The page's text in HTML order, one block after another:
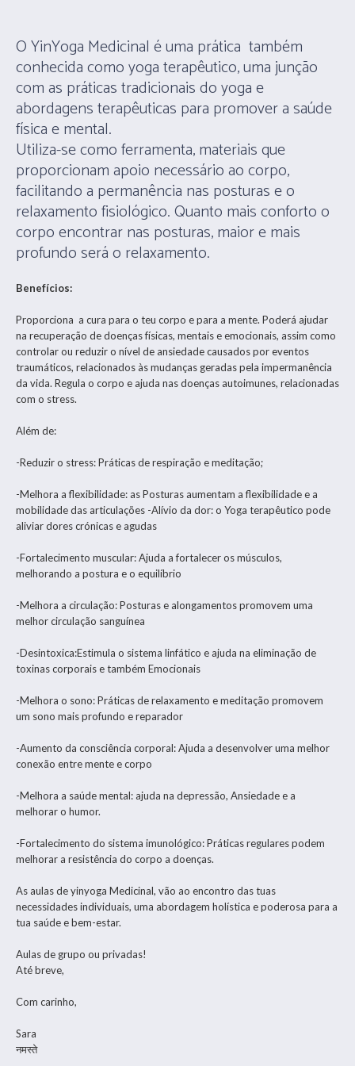
O YinYoga Medicinal é uma prática também
conhecida como yoga terapêutico, uma junção
com as práticas tradicionais do yoga e
abordagens terapêuticas para promover a saúde
física e mental.
Utiliza-se como ferramenta, materiais que
proporcionam apoio necessário ao corpo,
facilitando a permanência nas posturas e o
relaxamento fisiológico. Quanto mais conforto o
corpo encontrar nas posturas, maior e mais
profundo será o relaxamento.
Benefícios:
Proporciona a cura para o teu corpo e para a mente. Poderá ajudar
na recuperação de doenças físicas, mentais e emocionais, assim como
controlar ou reduzir o nível de ansiedade causados por eventos
traumáticos, relacionados às mudanças geradas pela impermanência
da vida. Regula o corpo e ajuda nas doenças autoimunes, relacionadas
com o stress.
Além de:
-Reduzir o stress: Práticas de respiração e meditação;
-Melhora a flexibilidade: as Posturas aumentam a flexibilidade e a
mobilidade das articulações -Alívio da dor: o Yoga terapêutico pode
aliviar dores crónicas e agudas
-Fortalecimento muscular: Ajuda a fortalecer os músculos,
melhorando a postura e o equilíbrio
-Melhora a circulação: Posturas e alongamentos promovem uma
melhor circulação sanguínea
-Desintoxica:Estimula o sistema linfático e ajuda na eliminação de
toxinas corporais e também Emocionais
-Melhora o sono: Práticas de relaxamento e meditação promovem
um sono mais profundo e reparador
-Aumento da consciência corporal: Ajuda a desenvolver uma melhor
conexão entre mente e corpo
-Melhora a saúde mental: ajuda na depressão, Ansiedade e a
melhorar o humor.
-Fortalecimento do sistema imunológico: Práticas regulares podem
melhorar a resistência do corpo a doenças.
As aulas de yinyoga Medicinal, vão ao encontro das tuas
necessidades individuais, uma abordagem holística e poderosa para a
tua saúde e bem-estar.
Aulas de grupo ou privadas!
Até breve,
Com carinho,
Sara
नमस्ते